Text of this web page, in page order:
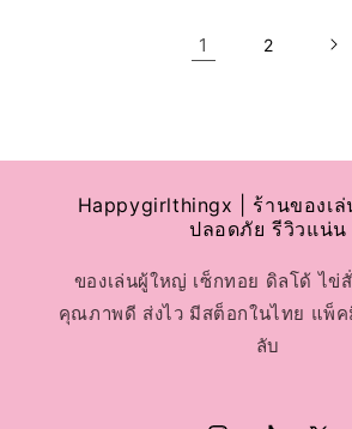
1 2
Happygirlthingx | ร้านของเล่
ปลอดภัย รีวิวแน่น
ของเล่นผู้ใหญ่ เซ็กทอย ดิลโด้ ไข่สั่
คุณภาพดี ส่งไว มีสต็อกในไทย แพ็
ลับ